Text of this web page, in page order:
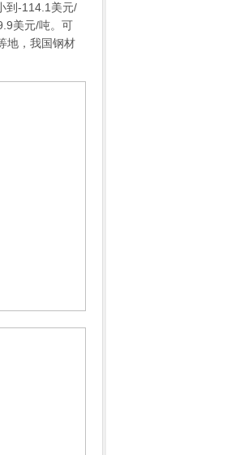
到-114.1美元/
美元/吨。可
地，我国钢材